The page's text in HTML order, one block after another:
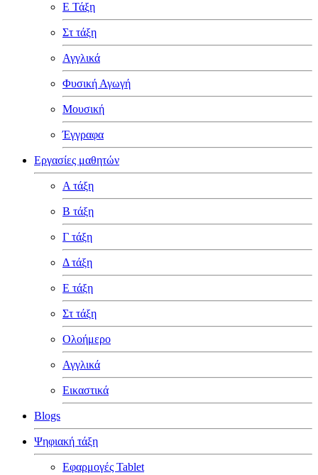
Ε Τάξη
Στ τάξη
Αγγλικά
Φυσική Αγωγή
Μουσική
Έγγραφα
Εργασίες μαθητών
Α τάξη
Β τάξη
Γ τάξη
Δ τάξη
Ε τάξη
Στ τάξη
Ολοήμερο
Αγγλικά
Εικαστικά
Blogs
Ψηφιακή τάξη
Εφαρμογές Tablet